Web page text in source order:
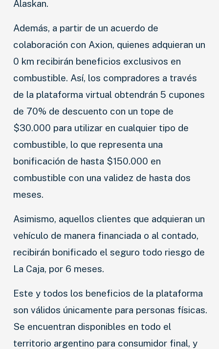
Alaskan.
Además, a partir de un acuerdo de
colaboración con Axion, quienes adquieran un
0 km recibirán beneficios exclusivos en
combustible. Así, los compradores a través
de la plataforma virtual obtendrán 5 cupones
de 70% de descuento con un tope de
$30.000 para utilizar en cualquier tipo de
combustible, lo que representa una
bonificación de hasta $150.000 en
combustible con una validez de hasta dos
meses.
Asimismo, aquellos clientes que adquieran un
vehículo de manera financiada o al contado,
recibirán bonificado el seguro todo riesgo de
La Caja, por 6 meses.
Este y todos los beneficios de la plataforma
son válidos únicamente para personas físicas.
Se encuentran disponibles en todo el
territorio argentino para consumidor final, y